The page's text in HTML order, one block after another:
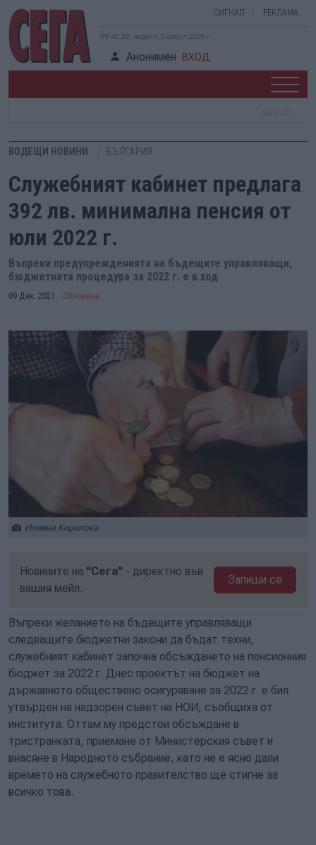
СИГНАЛ РЕКЛАМА
09:42:30, неделя, 9 август 2026 г.
Анонимен ВХОД
ВОДЕЩИ НОВИНИ БЪЛГАРИЯ
Служебният кабинет предлага
392 лв. минимална пенсия от
юли 2022 г.
Въпреки предупрежденията на бъдещите управляващи,
бюджетната процедура за 2022 г. е в ход
09 Дек. 2021 Обновена
Илияна Кирилова
Новините на "Сега" - директно във
вашия мейл.
Запиши се
Въпреки желанието на бъдещите управляващи
следващите бюджетни закони да бъдат техни,
служебният кабинет започна обсъждането на пенсионния
бюджет за 2022 г. Днес проектът на бюджет на
държавното обществено осигуряване за 2022 г. е бил
утвърден на надзорен съвет на НОИ, съобщиха от
института. Оттам му предстои обсъждане в
тристранката, приемане от Министерския съвет и
внасяне в Народното събрание, като не е ясно дали
времето на служебното правителство ще стигне за
всичко това.